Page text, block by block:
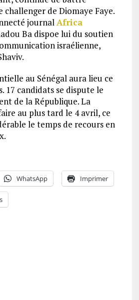
challenger de Diomaye Faye.
journalAfrica
Ba dispoe lui du soutien
israélienne,
au Sénégal aura lieu ce
17 candidats se dispute le
de la République. La
au plus tard le 4 avril, ce
le temps de recours en
WhatsApp Imprimer